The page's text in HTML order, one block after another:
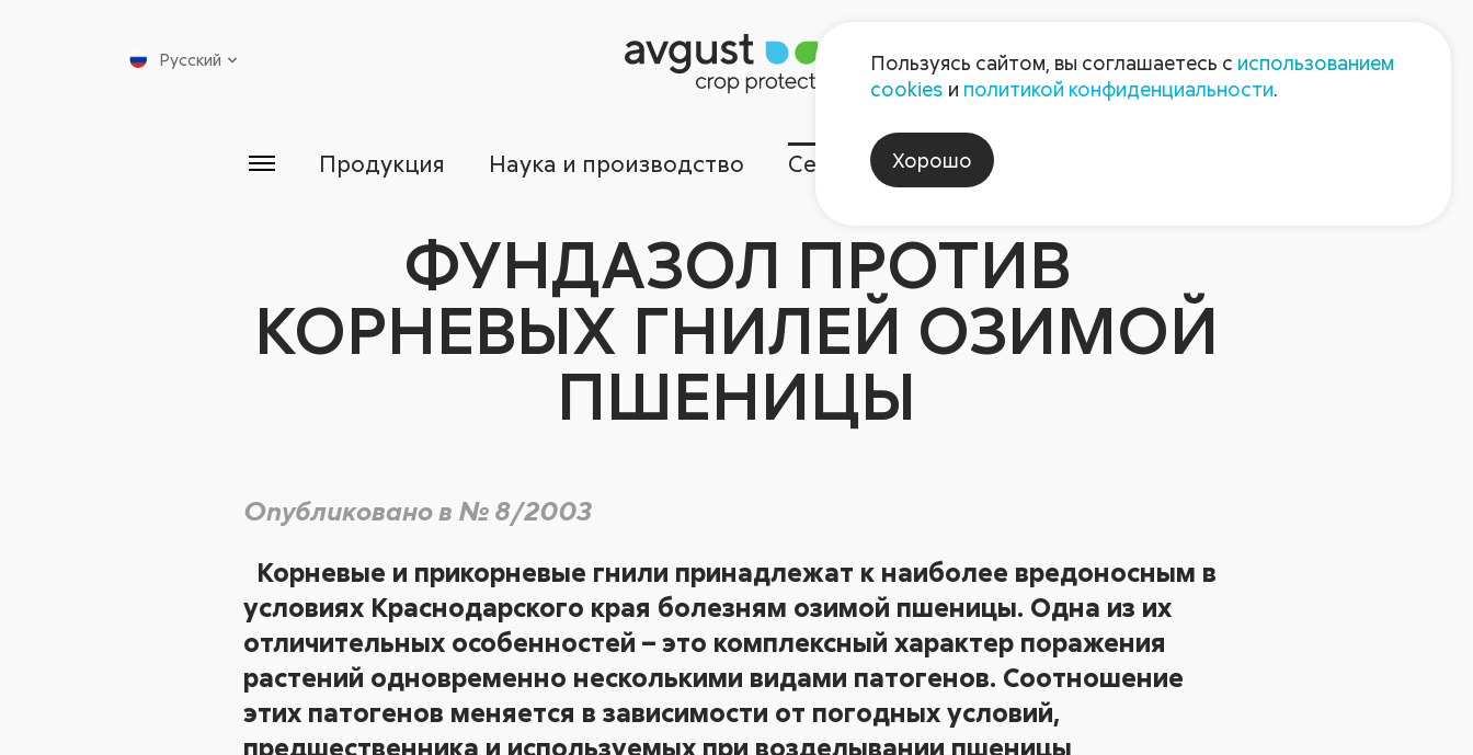
Пресс-центр Контакты
Русский
Продукция Наука и производство Сервисы Компания
ФУНДАЗОЛ ПРОТИВ
КОРНЕВЫХ ГНИЛЕЙ ОЗИМОЙ
ПШЕНИЦЫ
Опубликовано в № 8/2003
Корневые и прикорневые гнили принадлежат к наиболее вредоносным в
условиях Краснодарского края болезням озимой пшеницы. Одна из их
отличительных особенностей – это комплексный характер поражения
растений одновременно несколькими видами патогенов. Соотношение
этих патогенов меняется в зависимости от погодных условий,
предшественника и используемых при возделывании пшеницы
Пользуясь сайтом, вы соглашаетесь с использованием
cookies и политикой конфиденциальности.
Хорошо